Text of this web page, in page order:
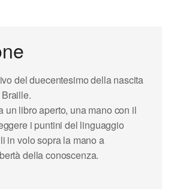
del duecentesimo della nascita
.
un libro aperto, una mano con il
i puntini del linguaggio
in volo sopra la mano a
della conoscenza.